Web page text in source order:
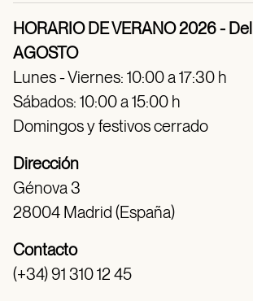
HORARIO DE VERANO 2026 -
AGOSTO
Lunes - Viernes: 10:00 a 17:30 h
Sábados: 10:00 a 15:00 h
Domingos y festivos cerrado
Dirección
Génova 3
28004 Madrid (España)
Contacto
(+34) 91 310 12 45